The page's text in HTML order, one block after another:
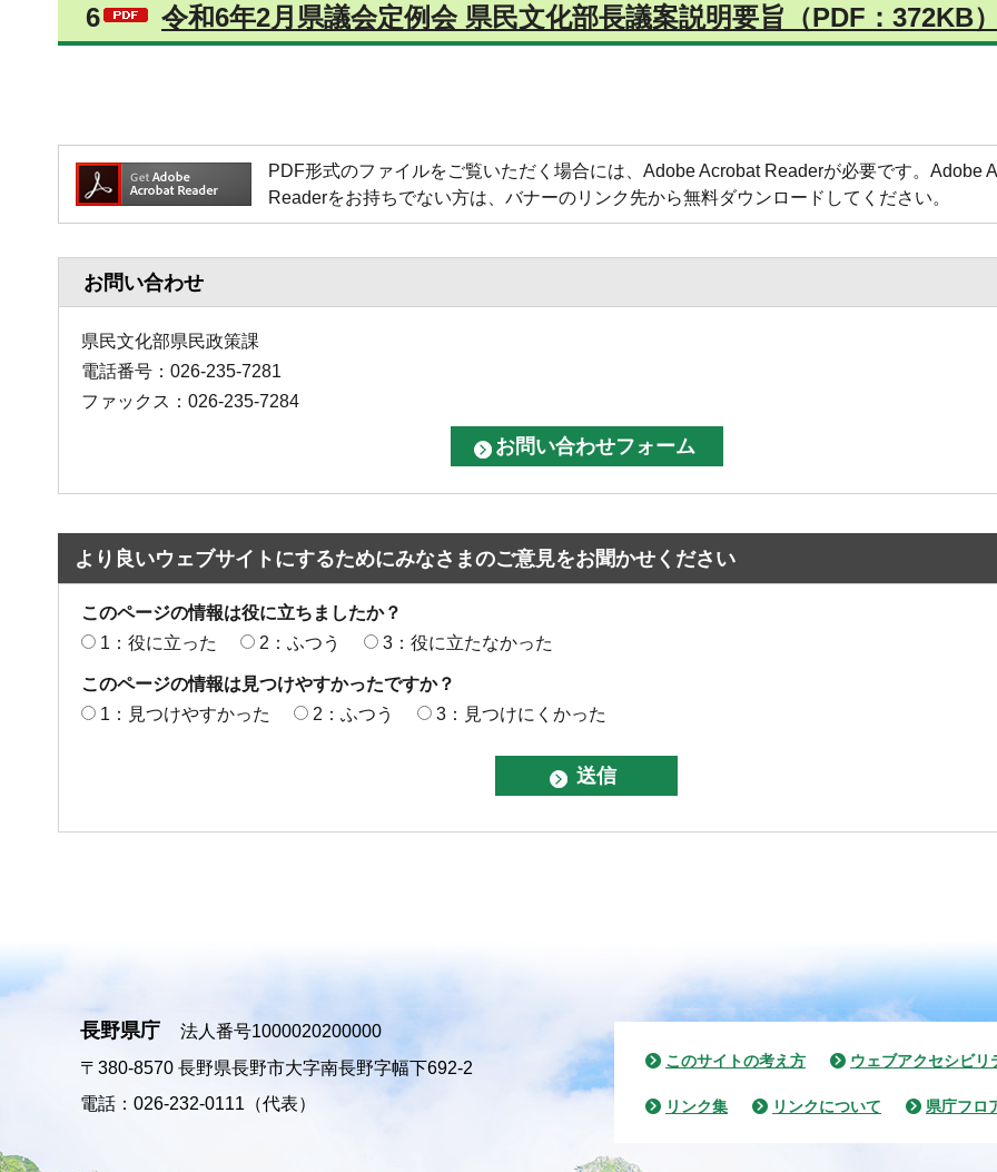
6 令和6年2月県議会定例会 県民文化部長議案説明要旨（PDF：372KB）
PDF形式のファイルをご覧いただく場合には、Adobe Acrobat Readerが必要です。Adobe
Readerをお持ちでない方は、バナーのリンク先から無料ダウンロードしてください。
お問い合わせ
県民文化部県民政策課
電話番号：026-235-7281
ファックス：026-235-7284
より良いウェブサイトにするためにみなさまのご意見をお聞かせください
このページの情報は役に立ちましたか？
1：役に立った
2：ふつう 3：役に立たなかった
このページの情報は見つけやすかったですか？
1：見つけやすかった
2：ふつう 3：見つけにくかった
長野県庁
法人番号1000020200000
〒380-8570 長野県長野市大字南長野字幅下692-2
電話：026-232-0111（代表）
このサイトの考え方 ウェブアクセシビリ
リンク集 リンクについて 県庁フロ